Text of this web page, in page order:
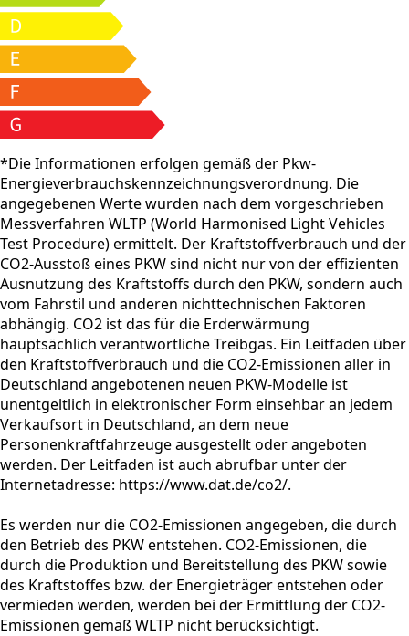
*Die Informationen erfolgen gemäß der Pkw-
Energieverbrauchskennzeichnungsverordnung. Die
angegebenen Werte wurden nach dem vorgeschrieben
Messverfahren WLTP (World Harmonised Light Vehicles
Test Procedure) ermittelt. Der Kraftstoffverbrauch und der
CO2-Ausstoß eines PKW sind nicht nur von der effizienten
Ausnutzung des Kraftstoffs durch den PKW, sondern auch
vom Fahrstil und anderen nichttechnischen Faktoren
abhängig. CO2 ist das für die Erderwärmung
hauptsächlich verantwortliche Treibgas. Ein Leitfaden über
den Kraftstoffverbrauch und die CO2-Emissionen aller in
Deutschland angebotenen neuen PKW-Modelle ist
unentgeltlich in elektronischer Form einsehbar an jedem
Verkaufsort in Deutschland, an dem neue
Personenkraftfahrzeuge ausgestellt oder angeboten
werden. Der Leitfaden ist auch abrufbar unter der
Internetadresse: https://www.dat.de/co2/.
Es werden nur die CO2-Emissionen angegeben, die durch
den Betrieb des PKW entstehen. CO2-Emissionen, die
durch die Produktion und Bereitstellung des PKW sowie
des Kraftstoffes bzw. der Energieträger entstehen oder
vermieden werden, werden bei der Ermittlung der CO2-
Emissionen gemäß WLTP nicht berücksichtigt.